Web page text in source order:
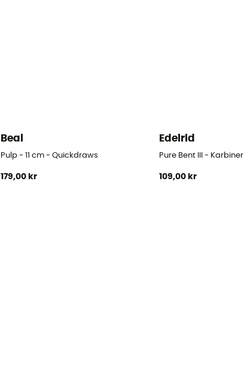
Beal
Pulp - 11 cm - Quickdraws
179,00 kr
Edelrid
Pure Bent III - Karbiner
109,00 kr